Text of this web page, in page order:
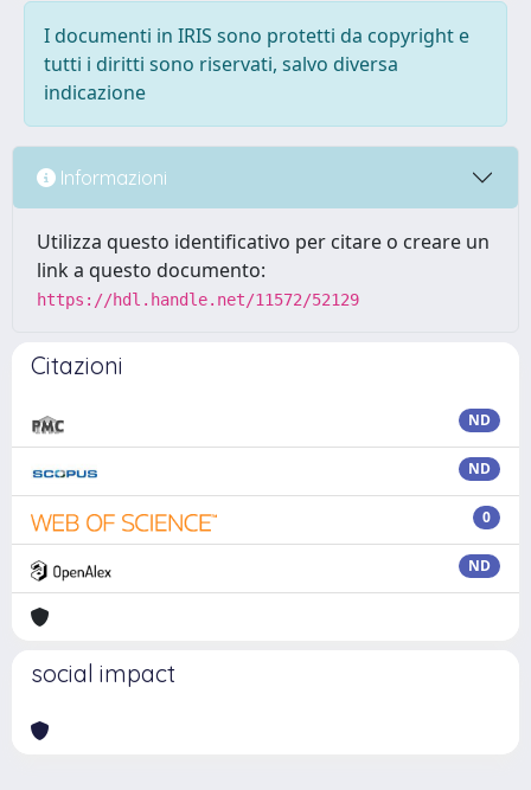
I documenti in IRIS sono protetti da copyright e
tutti i diritti sono riservati, salvo diversa
indicazione
Informazioni
Utilizza questo identificativo per citare o creare un
link a questo documento:
https://hdl.handle.net/11572/52129
Citazioni
ND
ND
0
ND
social impact